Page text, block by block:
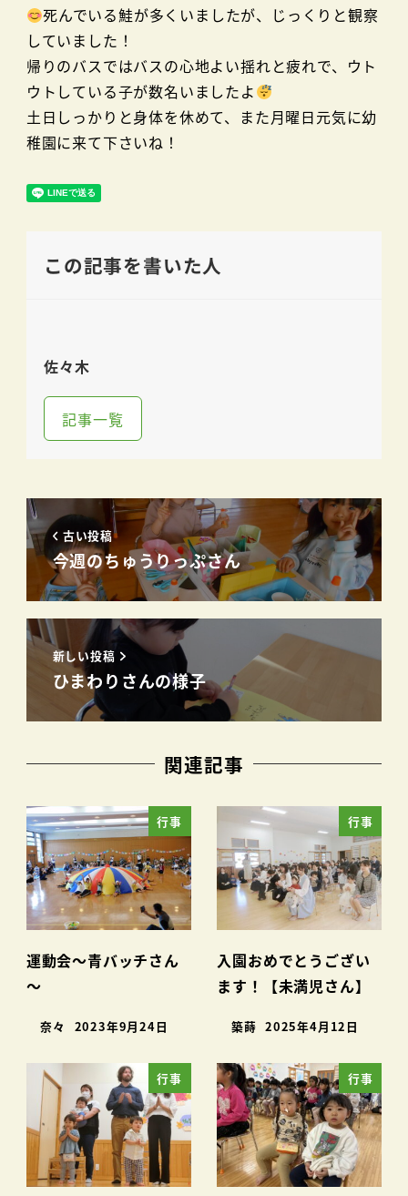
死んでいる鮭が多くいましたが、じっくりと観察
していました！
帰りのバスではバスの心地よい揺れと疲れで、ウト
ウトしている子が数名いましたよ
土日しっかりと身体を休めて、また月曜日元気に幼
稚園に来て下さいね！
この記事を書いた人
佐々木
記事一覧
古い投稿
今週のちゅうりっぷさん
新しい投稿
ひまわりさんの様子
関連記事
行事
運動会～青バッチさん
～
奈々 2023年9月24日
行事
入園おめでとうござい
ます！【未満児さん】
築蒔 2025年4月12日
行事 行事